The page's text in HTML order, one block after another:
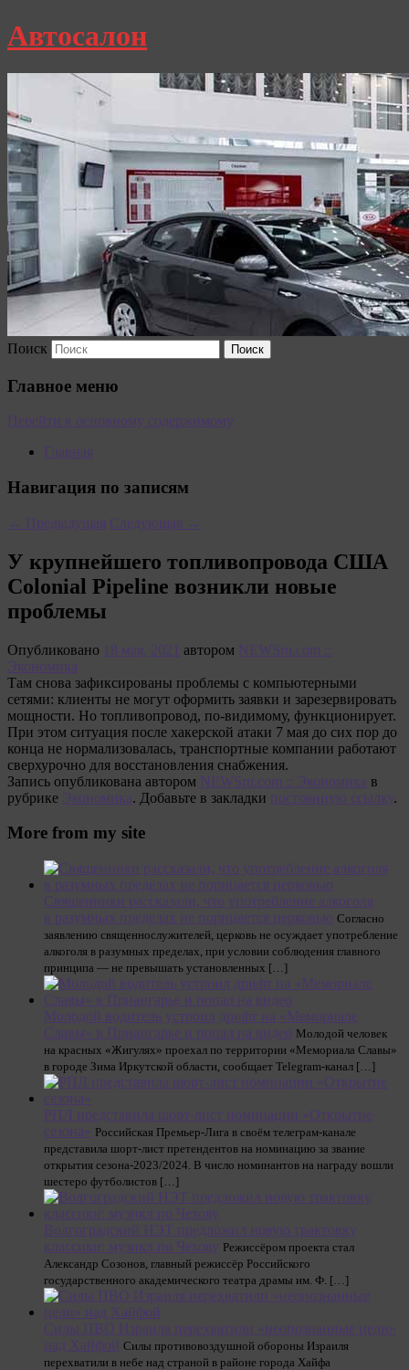
Автосалон
Поиск
Главное меню
Перейти к основному содержимому
Главная
Навигация по записям
← Предыдущая Следующая →
У крупнейшего топливопровода США
Colonial Pipeline возникли новые
проблемы
Опубликовано 18 мая, 2021 автором NEWSru.com ::
Экономика
Там снова зафиксированы проблемы с компьютерными
сетями: клиенты не могут оформить заявки и зарезервировать
мощности. Но топливопровод, по-видимому, функционирует.
При этом ситуация после хакерской атаки 7 мая до сих пор до
конца не нормализовалась, транспортные компании работают
сверхурочно для восстановления снабжения.
Запись опубликована автором NEWSru.com :: Экономика в
рубрике Экономика. Добавьте в закладки постоянную ссылку.
More from my site
Священники рассказали, что употребление алкоголя
в разумных пределах не порицается церковью Согласно
заявлению священнослужителей, церковь не осуждает употребление
алкоголя в разумных пределах, при условии соблюдения главного
принципа — не превышать установленных […]
Молодой водитель устроил дрифт на «Мемориале
Славы» в Приангарье и попал на видео Молодой человек
на красных «Жигулях» проехал по территории «Мемориала Славы»
в городе Зима Иркутской области, сообщает Telegram-канал […]
РПЛ представила шорт-лист номинации «Открытие
сезона» Российская Премьер-Лига в своём телеграм-канале
представила шорт-лист претендентов на номинацию за звание
открытия сезона-2023/2024. В число номинантов на награду вошли
шестеро футболистов […]
Волгоградский НЭТ предложил новую трактовку
классики: музикл по Чехову Режиссёром проекта стал
Александр Созонов, главный режиссёр Российского
государственного академического театра драмы им. Ф. […]
Силы ПВО Израиля перехватили «неопознанные цели»
над Хайфой Силы противовоздушной обороны Израиля
перехватили в небе над страной в районе города Хайфа